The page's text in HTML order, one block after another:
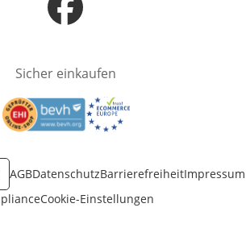
Öffnet in neuem Fenster
Sicher einkaufen
Öffnet in neuem FensterÖffnet in neuem Fenster
AGBDatenschutzBarrierefreiheitImpressum
Cookie-Einstellungen